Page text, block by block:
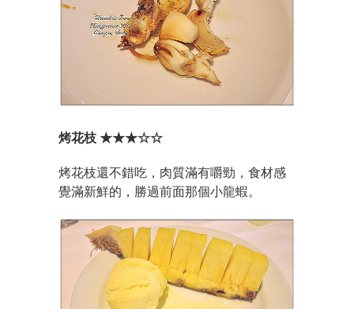
烤花枝 ★★★☆☆
烤花枝還不錯吃，肉質滿有嚼勁，食材感
覺滿新鮮的，勝過前面那個小龍蝦。